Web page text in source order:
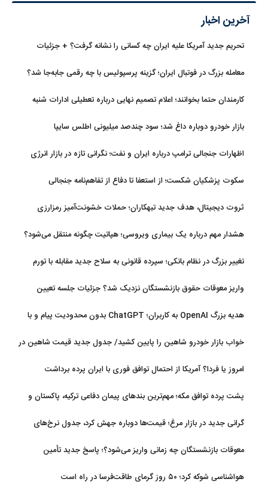
آخرین اخبار
تحریم جدید آمریکا علیه ایران چه کسانی را نشانه گرفت؟ + جزئیات
معامله بزرگ در فوتبال ایران؛ گزینه پرسپولیس با چه رقمی جابه‌جا شد؟
کارمندان حتما بخوانند؛ اعلام تصمیم نهایی درباره تعطیلی ادارات شنبه
بازار خودرو دوباره داغ شد؛ سود چندصد میلیونی اطلس سایپا
اظهارات جنجالی ترامپ درباره ایران و نفت؛ نگرانی تازه در بازار انرژی
سکوت پزشکیان شکست؛ از استعفا تا دفاع از تفاهم‌نامه جنجالی
ثروت دیجیتال، هدف جدید تبهکاران؛ حملات خشونت‌آمیز رمزارزی
هشدار مهم درباره یک بیماری ویروسی؛ هپاتیت چگونه منتقل می‌شود؟
تغییر بزرگ در نظام بانکی؛ سپرده قانونی به سلاح جدید مقابله با تورم
واریز معوقات حقوق بازنشستگان نزدیک شد؟ جزئیات جلسه تعیین
هدیه بزرگ OpenAI به کاربران؛ ChatGPT بدون محدودیت پیام و با
خواب بازار خودرو شاهین را پایین کشید/ جدول جدید قیمت شاهین در
امروز یا فردا؟ آمریکا از احتمال توافق فوری با ایران پرده برداشت
پشت پرده توافق مکه؛ مهم‌ترین بندهای پیمان دفاعی ترکیه، پاکستان و
گرانی جدید در بازار مرغ؛ قیمت‌ها دوباره جهش کرد، جدول نرخ‌های
معوقات بازنشستگان چه زمانی واریز می‌شود؟؛ پاسخ جدید تأمین
هواشناسی شوکه کرد؛ ۵۰ روز گرمای طاقت‌فرسا در راه است